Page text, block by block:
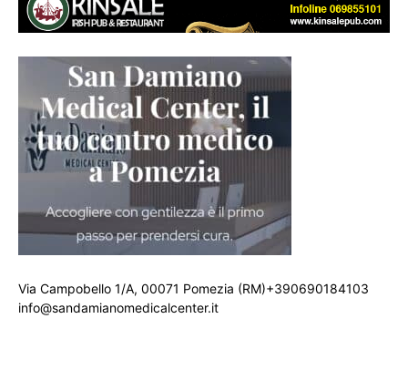
Via Campobello 1/A, 00071 Pomezia (RM)+390690184103
info@sandamianomedicalcenter.it